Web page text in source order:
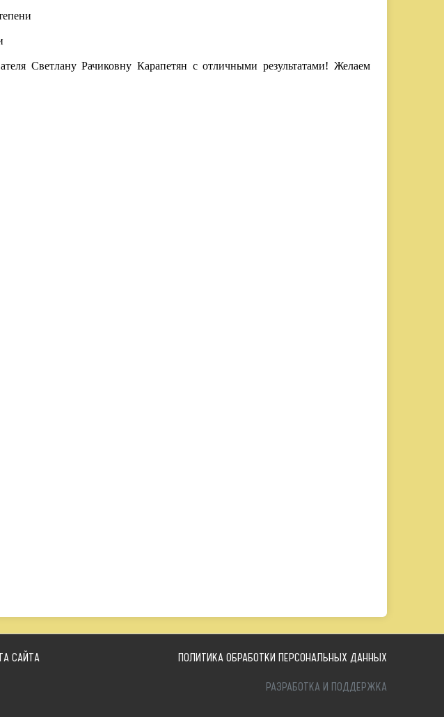
Светлану Рачиковну Карапетян с отличными результатами! Желаем
САЙТА ПОЛИТИКА ОБРАБОТКИ ПЕРСОНАЛЬНЫХ ДАННЫХ
РАЗРАБОТКА И ПОДДЕРЖКА